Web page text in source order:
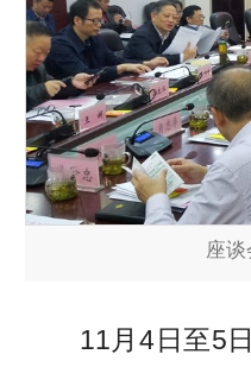
座谈
11月4日至5